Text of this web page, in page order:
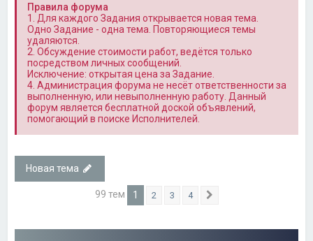
Правила форума
1. Для каждого Задания открывается новая тема.
Одно Задание - одна тема. Повторяющиеся темы
удаляются.
2. Обсуждение стоимости работ, ведётся только
посредством личных сообщений.
Исключение: открытая цена за Задание.
4. Администрация форума не несёт ответственности за
выполненную, или невыполненную работу. Данный
форум является бесплатной доской объявлений,
помогающий в поиске Исполнителей.
Новая тема
99 тем 1 2 3 4